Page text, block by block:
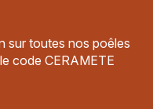
sur toutes nos poêles
code CERAMETE